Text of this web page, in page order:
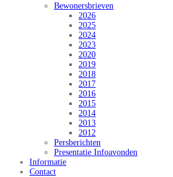
Bewonersbrieven
2026
2025
2024
2023
2020
2019
2018
2017
2016
2015
2014
2013
2012
Persberichten
Presentatie Infoavonden
Informatie
Contact